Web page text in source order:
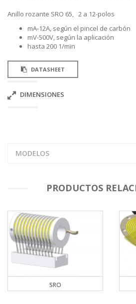
Anillo rozante SRO 65, 2 a 12-polos
mA-12A, según el pincel de carbón
mV-500V, según la aplicación
hasta 200 1/min
DATASHEET
DIMENSIONES
MODELOS
PRODUCTOS
SRO